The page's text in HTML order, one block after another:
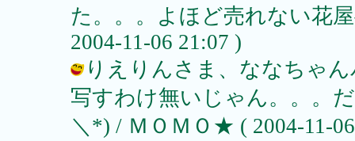
た。。。よほど売れない花
2004-11-06 21:07 )
りえりんさま、ななちゃ
写すわけ無いじゃん。。。
＼*) / ＭＯＭＯ★ ( 2004-11-